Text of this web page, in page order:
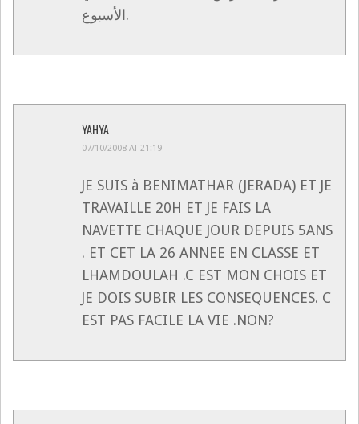
الأسبوع.
YAHYA
07/10/2008 AT 21:19
JE SUIS à BENIMATHAR (JERADA) ET JE
TRAVAILLE 20H ET JE FAIS LA
NAVETTE CHAQUE JOUR DEPUIS 5ANS
. ET CET LA 26 ANNEE EN CLASSE ET
LHAMDOULAH .C EST MON CHOIS ET
JE DOIS SUBIR LES CONSEQUENCES. C
EST PAS FACILE LA VIE .NON?